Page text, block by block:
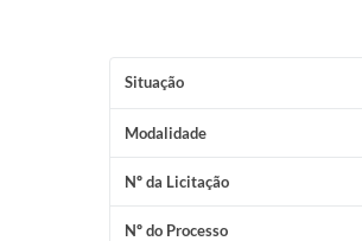
Situação
Modalidade
Nº da Licitação
Nº do Processo